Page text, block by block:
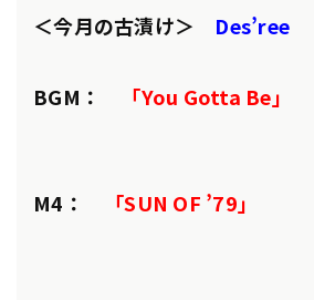
＜今月の古漬け＞ Des’ree
BGM： 「You Gotta Be」
M4： 「SUN OF ’79」